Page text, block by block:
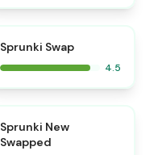
Sprunki Swap
4.5
Sprunki New
Swapped